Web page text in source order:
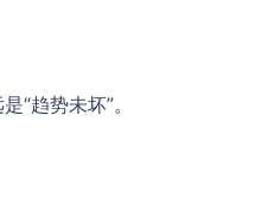
“趋势未坏”。